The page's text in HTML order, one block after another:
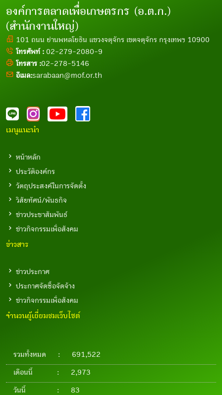
องค์การตลาดเพื่อเกษตรกร (อ.ต.ก.)
(สำนักงานใหญ่)
101 ถนน ย่านพหลโยธิน แขวงจตุจักร เขตจตุจักร กรุงเทพฯ 10900
โทรศัพท์ : 02-279-2080-9
โทรสาร :02-278-5146
อีเมล:sarabaan@mof.or.th
เมนูแนะนำ
หน้าหลัก
ประวัติองค์กร
วัตถุประสงค์ในการจัดตั้ง
วิสัยทัศน์/พันธกิจ
ข่าวประชาสัมพันธ์
ข่าวกิจกรรมเพื่อสังคม
ข่าวสาร
ข่าวประกาศ
ประกาศจัดซื้อจัดจ้าง
ข่าวกิจกรรมเพื่อสังคม
จำนวนผู้เยี่ยมชมเว็บไซต์
รวมทั้งหมด : 691,522
เดือนนี้ : 2,973
วันนี้ : 83